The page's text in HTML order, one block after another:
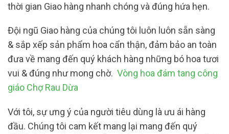
thời gian Giao hàng nhanh chóng và đúng hứa hẹn.
Đội ngũ Giao hàng của chúng tôi luôn luôn sẵn sàng
& sắp xếp sản phẩm hoa cẩn thận, đảm bảo an toàn
đưa về mang đến quý khách hàng những bó hoa tươi
vui & đúng như mong chờ. Vòng hoa đám tang công
giáo Chợ Rau Dừa
Với tôi, sự ưng ý của người tiêu dùng là ưu ái hàng
đầu. Chúng tôi cam kết mang lại mang đến quý